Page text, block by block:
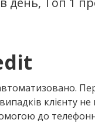
клієнту
до